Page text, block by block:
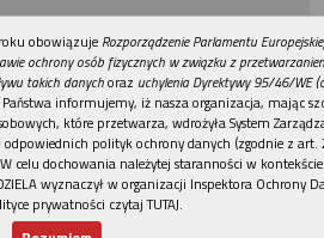
REKLAMA
obowiązuje Rozporządzenie Parlamentu
ochrony osób fizycznych w związku z
takich danychoraz uchylenia Dyrektywy 95/46/WE
informujemy, iż nasza organizacja, mając
które przetwarza, wdrożyła System
polityk ochrony danych (zgodnie z art.
celu dochowania należytej staranności w
wyznaczył w organizacji Inspektora Ochrony
prywatności czytaj TUTAJ.